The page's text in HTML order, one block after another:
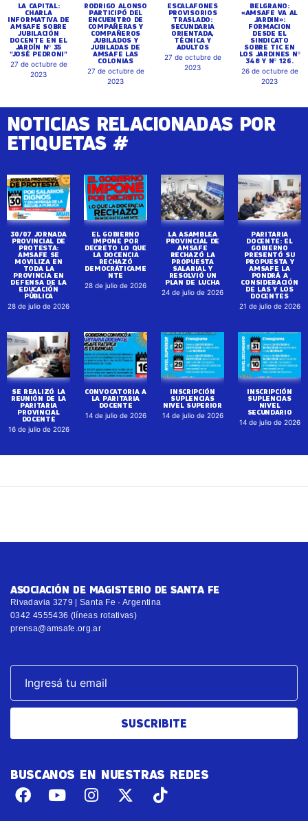
LA CAPITAL:
CHARLA
INFORMATIVA DE
AMSAFE SOBRE
JUBILACIÓN
DOCENTE EN EL
JARDÍN Nº 35
"JOSÉ PEDRONI"
27 de octubre de
2023
RODRIGO ALONSO
PARTICIPÓ DEL
ENCUENTRO DE
COMPAÑERAS Y
COMPAÑEROS
JUBILADOS Y
JUBILADAS DE
AMSAFE LAS
COLONIAS
27 de octubre de
2023
ESCALAFONES
PROVISORIOS
TRASLADO:
SECUNDARIA
ORIENTADA,
TÉCNICA Y
ADULTOS
27 de octubre de
2023
BELGRANO:
«AMSAFE VA AL
JARDIN»:
FORMACION
DESDE EL
SINDICATO
SOBRE TIC EN
LOS JARDINES Nº
348 Y Nº 126.
26 de octubre de
2023
NOTICIAS RELACIONADAS POR
ETIQUETAS #
30/07 JORNADA
PROVINCIAL DE
PROTESTA:
AMSAFE SE
MOVILIZA EN
TODA LA
PROVINCIA EN
DEFENSA DE LA
EDUCACIÓN
PÚBLICA
28 de julio de 2026
EL GOBIERNO
IMPONE POR
DECRETO LO QUE
LA DOCENCIA
RECHAZÓ
DEMOCRÁTICAME
NTE
28 de julio de 2026
LA ASAMBLEA
PROVINCIAL DE
AMSAFE
RECHAZÓ LA
PROPUESTA
SALARIAL Y
RESOLVIÓ UN
PLAN DE LUCHA
24 de julio de 2026
PARITARIA
DOCENTE: EL
GOBIERNO
PRESENTÓ SU
PROPUESTA Y
AMSAFE LA
PONDRÁ A
CONSIDERACIÓN
DE LAS Y LOS
DOCENTES
21 de julio de 2026
SE REALIZÓ LA
REUNIÓN DE LA
PARITARIA
PROVINCIAL
DOCENTE
16 de julio de 2026
CONVOCATORIA A
LA PARITARIA
DOCENTE
14 de julio de 2026
INSCRIPCIÓN
SUPLENCIAS
NIVEL SUPERIOR
14 de julio de 2026
INSCRIPCIÓN
SUPLENCIAS
NIVEL
SECUNDARIO
14 de julio de 2026
ASOCIACIÓN DE MAGISTERIO DE SANTA FE
Rivadavia 3279 | Santa Fe · Argentina
0342 4555436 (líneas rotativas)
prensa@amsafe.org.ar
SUSCRIBITE
BUSCANOS EN NUESTRAS REDES